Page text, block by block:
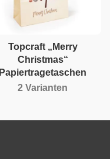
Topcraft „Merry
Christmas“
Papiertragetaschen
2 Varianten